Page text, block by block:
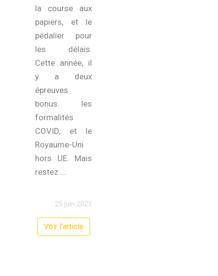
la course aux
papiers, et le
pédalier pour
les délais.
Cette année, il
y a deux
épreuves
bonus: les
formalités
COVID, et le
Royaume-Uni
hors UE. Mais
restez ...
25 juin 2021
Voir l'article